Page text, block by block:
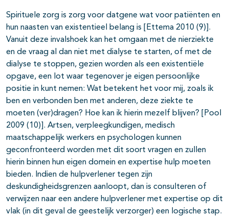
Spirituele zorg is zorg voor datgene wat voor patiënten en
hun naasten van existentieel belang is [Ettema 2010 (9)].
Vanuit deze invalshoek kan het omgaan met de nierziekte
en de vraag al dan niet met dialyse te starten, of met de
dialyse te stoppen, gezien worden als een existentiële
opgave, een lot waar tegenover je eigen persoonlijke
positie in kunt nemen: Wat betekent het voor mij, zoals ik
ben en verbonden ben met anderen, deze ziekte te
moeten (ver)dragen? Hoe kan ik hierin mezelf blijven? [Pool
2009 (10)]. Artsen, verpleegkundigen, medisch
maatschappelijk werkers en psychologen kunnen
geconfronteerd worden met dit soort vragen en zullen
hierin binnen hun eigen domein en expertise hulp moeten
bieden. Indien de hulpverlener tegen zijn
deskundigheidsgrenzen aanloopt, dan is consulteren of
verwijzen naar een andere hulpverlener met expertise op dit
vlak (in dit geval de geestelijk verzorger) een logische stap.